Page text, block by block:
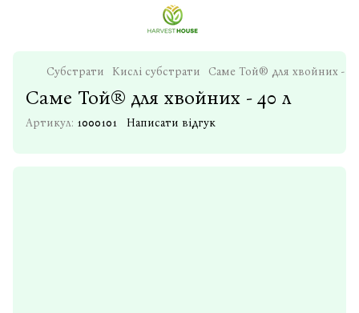
Субстрати Кислі субстрати Саме Той® для хвойних -
Саме Той® для хвойних - 40 л
Артикул: 1000101 Написати відгук